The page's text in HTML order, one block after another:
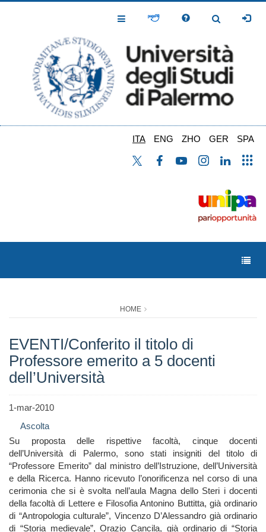
Toggle
Toggle
ITA ENG ZHO GER SPA
HOME
EVENTI/Conferito il titolo di
Professore emerito a 5 docenti
dell’Università
1-mar-2010
Ascolta
Su proposta delle rispettive facoltà, cinque docenti
dell’Università di Palermo, sono stati insigniti del titolo di
“Professore Emerito” dal ministro dell’Istruzione, dell’Università
e della Ricerca. Hanno ricevuto l’onorificenza nel corso di una
cerimonia che si è svolta nell’aula Magna dello Steri i docenti
della facoltà di Lettere e Filosofia Antonino Buttitta, già ordinario
di “Antropologia culturale”, Vincenzo D’Alessandro già ordinario
di “Storia medievale”, Orazio Cancila, già ordinario di “Storia